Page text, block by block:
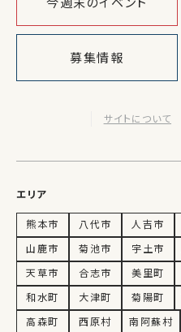
募集情報
サイトについて
エリア
熊本市 八代市 人吉市
山鹿市
菊池市 宇土市
天草市
合志市 美里町
和水町
大津町 菊陽町
高森町
西原村 南阿蘇村